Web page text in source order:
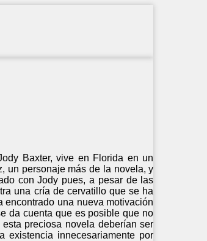
Baxter, vive en Florida en un
un personaje más de la novela, y
con Jody pues, a pesar de las
una cría de cervatillo que se ha
una nueva motivación
da cuenta que es posible que no
preciosa novela deberían ser
existencia innecesariamente por